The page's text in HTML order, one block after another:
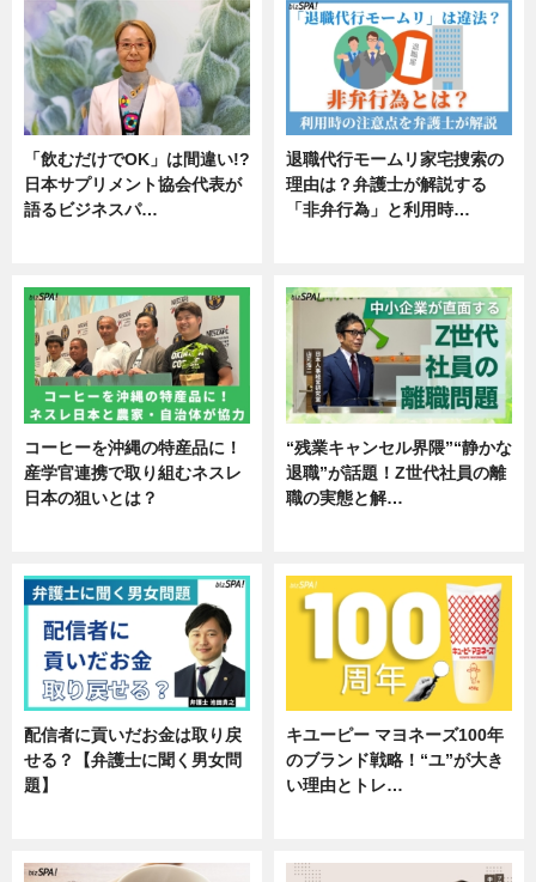
「飲むだけでOK」は間違い!?
日本サプリメント協会代表が
語るビジネスパ…
退職代行モームリ家宅捜索の
理由は？弁護士が解説する
「非弁行為」と利用時…
コーヒーを沖縄の特産品に！
産学官連携で取り組むネスレ
日本の狙いとは？
“残業キャンセル界隈”“静かな
退職”が話題！Z世代社員の離
職の実態と解…
配信者に貢いだお金は取り戻
せる？【弁護士に聞く男女問
題】
キユーピー マヨネーズ100年
のブランド戦略！“ユ”が大き
い理由とトレ…